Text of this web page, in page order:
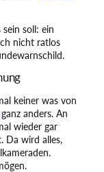
soll: ein
nicht ratlos
keiner was von
ganz anders. An
wieder gar
Da wird alles,